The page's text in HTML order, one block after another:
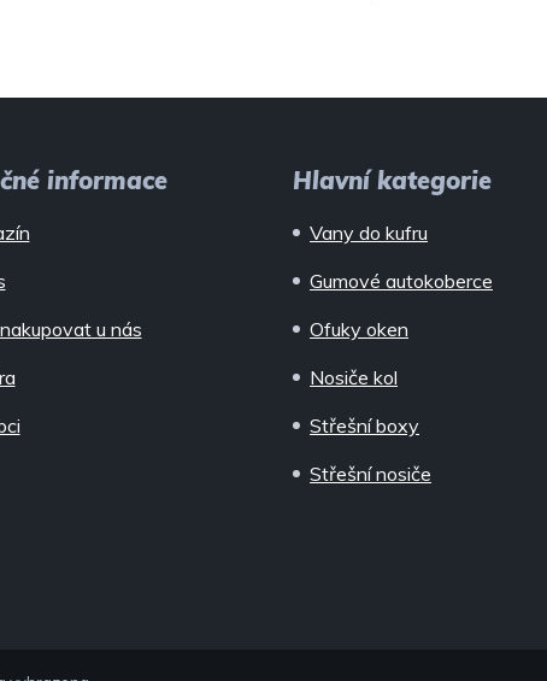
informace
u nás
Hlavní kategorie
Vany do kufru
Gumové autokoberce
Ofuky oken
Nosiče kol
Střešní boxy
Střešní nosiče